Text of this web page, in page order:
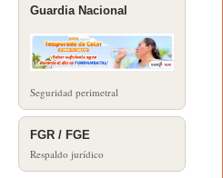
Guardia Nacional
Seguridad perimetral
FGR / FGE
Respaldo jurídico